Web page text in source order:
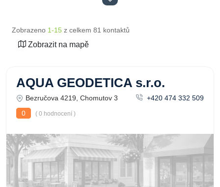
Zobrazeno 1-15 z celkem 81 kontaktů
Zobrazit na mapě
AQUA GEODETICA s.r.o.
Bezručova 4219, Chomutov 3
+420 474 332 509
0
( 0 hodnocení )